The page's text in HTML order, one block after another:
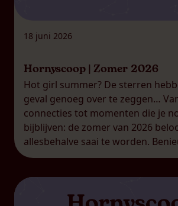
18 juni 2026
Hornyscoop | Zomer 2026
Hot girl summer? De sterren
geval genoeg over te zeggen…
connecties tot momenten die je
bijblijven: de zomer van 2026
allesbehalve saai te worden.
sterrenbeeld deze maanden te